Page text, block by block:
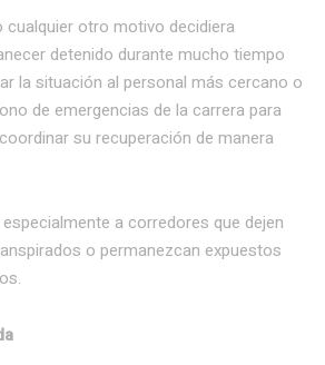
cualquier otro motivo decidiera
detenido durante mucho tiempo
la situación al personal más cercano o
de emergencias de la carrera para
su recuperación de manera
a corredores que dejen
o permanezcan expuestos